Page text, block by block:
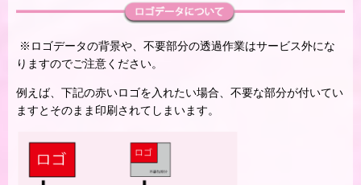
※ロゴデータの背景や、不要部分の透過作業はサービス外にな
りますのでご注意ください。
例えば、下記の赤いロゴを入れたい場合、不要な部分が付いてい
ますとそのまま印刷されてしまいます。